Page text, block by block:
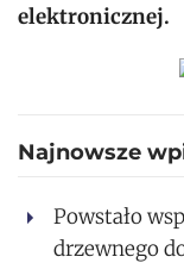
elektronicznej.
Najnowsze
Powstało
drzewnego